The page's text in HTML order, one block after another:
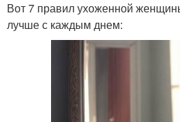
Вот 7 правил ухоженной
лучше с каждым днем: